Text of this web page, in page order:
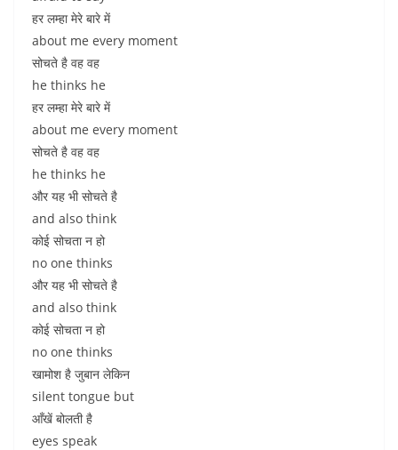
हर लम्हा मेरे बारे में
about me every moment
सोचते है वह वह
he thinks he
हर लम्हा मेरे बारे में
about me every moment
सोचते है वह वह
he thinks he
और यह भी सोचते है
and also think
कोई सोचता न हो
no one thinks
और यह भी सोचते है
and also think
कोई सोचता न हो
no one thinks
खामोश है जुबान लेकिन
silent tongue but
आँखें बोलती है
eyes speak